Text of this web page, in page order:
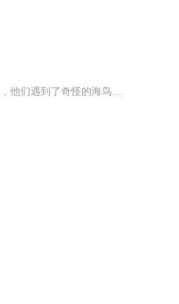
海水淹没了皮皮居住的岛屿,于是他们一家都要被迫随着邮轮逃离化学岛。在这次逃亡的途中，他们遇到了奇怪的海鸟、巨毒冠状水母、成群的沙丁鱼和巨大的海怪，那么他们是如何脱离危险的,之后又有什么样的冒险故事呢?